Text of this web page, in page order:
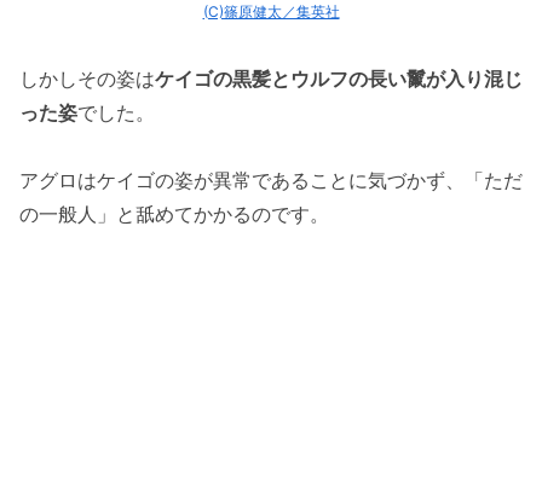
(C)篠原健太／集英社
しかしその姿はケイゴの黒髪とウルフの長い鬣が入り混じ
った姿でした。
アグロはケイゴの姿が異常であることに気づかず、「ただ
の一般人」と舐めてかかるのです。